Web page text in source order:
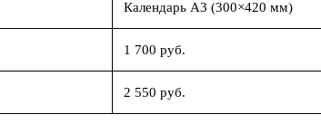
Календарь А3 (300×420 мм)
1 700 руб.
2 550 руб.